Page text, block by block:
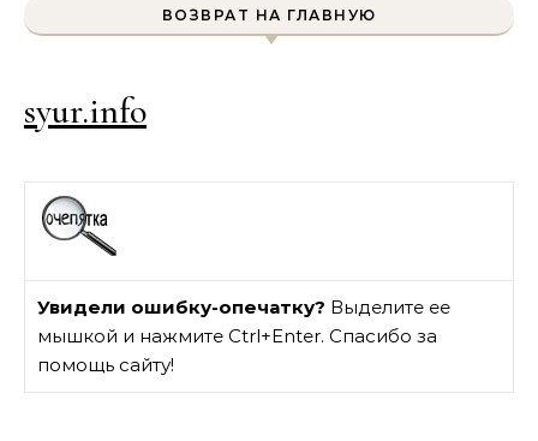
ВОЗВРАТ НА ГЛАВНУЮ
syur.info
Увидели ошибку-опечатку? Выделите ее
мышкой и нажмите Ctrl+Enter. Спасибо за
помощь сайту!